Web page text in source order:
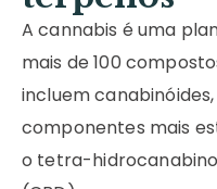
A cannabis é uma
mais de 100
incluem
componentes mais
o tetra-